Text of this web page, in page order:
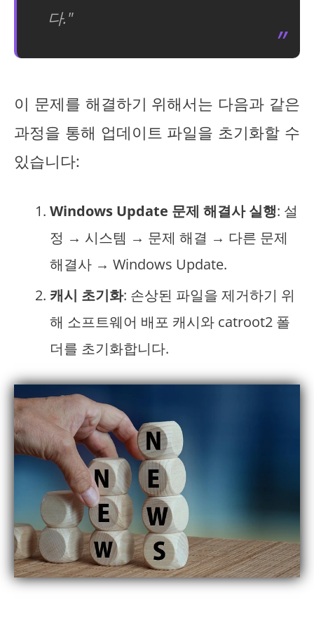
다."
이 문제를 해결하기 위해서는 다음과 같은
과정을 통해 업데이트 파일을 초기화할 수
있습니다:
Windows Update 문제 해결사 실행: 설
정 → 시스템 → 문제 해결 → 다른 문제
해결사 → Windows Update.
캐시 초기화: 손상된 파일을 제거하기 위
해 소프트웨어 배포 캐시와 catroot2 폴
더를 초기화합니다.